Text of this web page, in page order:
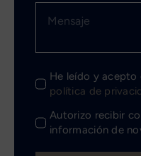
He leído y acepto
política de
Autorizo recibir
información de